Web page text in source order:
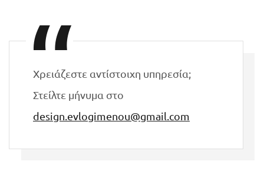
Χρειάζεστε αντίστοιχη υπηρεσία;
Στείλτε μήνυμα στο
design.evlogimenou@gmail.com